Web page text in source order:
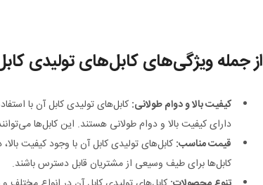
از جمله ویژگی‌های کابل‌های تولیدی
کیفیت بالا و دوام طولانی: کابل‌های تولیدی کابل آن با
دارای کیفیت بالا و دوام طولانی هستند. این کابل‌ها
قیمت مناسب: کابل‌های تولیدی کابل آن با وجود کیفیت
کابل‌ها برای طیف وسیعی از مشتریان قابل دسترس باشند.